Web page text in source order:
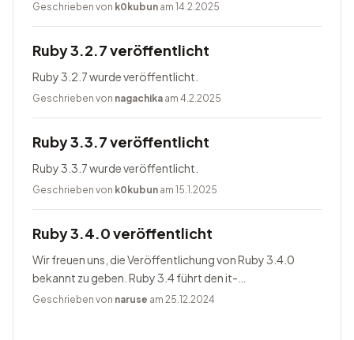
Geschrieben von k0kubun am 14.2.2025
Ruby 3.2.7 veröffentlicht
Ruby 3.2.7 wurde veröffentlicht.
Geschrieben von nagachika am 4.2.2025
Ruby 3.3.7 veröffentlicht
Ruby 3.3.7 wurde veröffentlicht.
Geschrieben von k0kubun am 15.1.2025
Ruby 3.4.0 veröffentlicht
Wir freuen uns, die Veröffentlichung von Ruby 3.4.0
bekannt zu geben. Ruby 3.4 führt den it-
Blockparameter ein, ändert Prism zum Standardparser,
Geschrieben von naruse am 25.12.2024